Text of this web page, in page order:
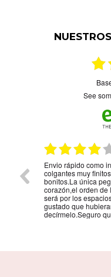
see
Envio rápido como
colgantes muy
bonitos.La única
corazón,el orden de
será por los
gustado que
decírmelo.Seguro